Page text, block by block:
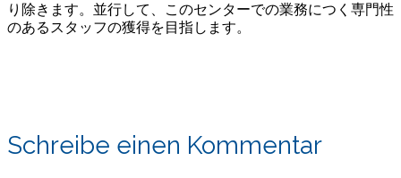
り除きます。並行して、このセンターでの業務につく専門性
のあるスタッフの獲得を目指します。
Schreibe einen Kommentar